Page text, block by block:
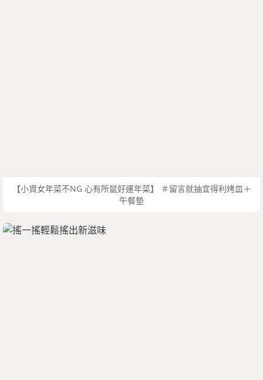
【小資女年菜不NG 心有所鼠好運年菜】 ＃留言就抽宜得利烤皿＋
午餐墊